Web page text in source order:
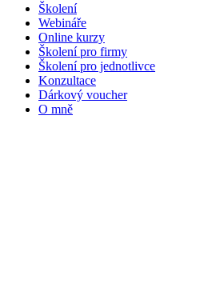
Školení
Webináře
Online kurzy
Školení pro firmy
Školení pro jednotlivce
Konzultace
Dárkový voucher
O mně